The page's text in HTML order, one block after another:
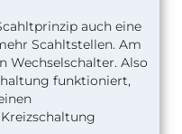
auch eine
Scahltstellen. Am
Wechselschalter. Also
funktioniert,